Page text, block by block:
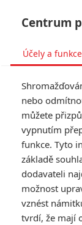
Fatush
fandimefilmu.cz/
Centrum
Účely a funkce
nebo
můžete
vypnutím
funkce. Tyto
základě
dodavateli
možnost
vznést
tvrdí, že mají